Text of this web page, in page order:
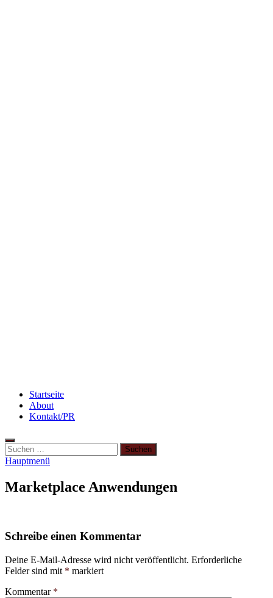
Startseite
About
Kontakt/PR
Hauptmenü
Marketplace Anwendungen
Schreibe einen Kommentar
Deine E-Mail-Adresse wird nicht veröffentlicht. Erforderliche
Felder sind mit * markiert
Kommentar *